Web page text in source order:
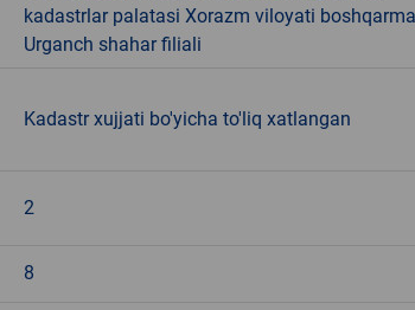
kadastrlar palatasi Xorazm viloyati
Urganch shahar filiali
Kadastr xujjati bo'yicha to'liq xatlangan
2
8